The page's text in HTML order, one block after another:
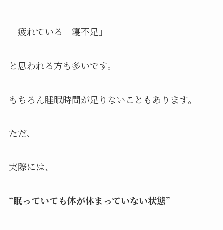
「疲れている＝寝不足」
と思われる方も多いです。
もちろん睡眠時間が足りないこともあります。
ただ、
実際には、
“眠っていても体が休まっていない状態”